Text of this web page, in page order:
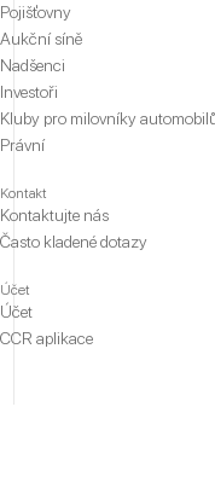
Pojišťovny
Aukční síně
Nadšenci
Investoři
Kluby pro milovníky
Právní
Kontakt
Kontaktujte nás
Často kladené dotazy
Účet
Účet
CCR aplikace